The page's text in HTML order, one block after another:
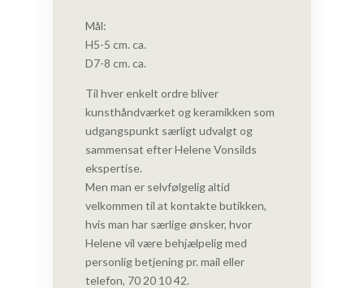
Mål:
H5-5 cm. ca.
D7-8 cm. ca.
Til hver enkelt ordre bliver
kunsthåndværket og keramikken som
udgangspunkt særligt udvalgt og
sammensat efter Helene Vonsilds
ekspertise.
Men man er selvfølgelig altid
velkommen til at kontakte butikken,
hvis man har særlige ønsker, hvor
Helene vil være behjælpelig med
personlig betjeningpr. mail eller
telefon, 70 20 10 42.